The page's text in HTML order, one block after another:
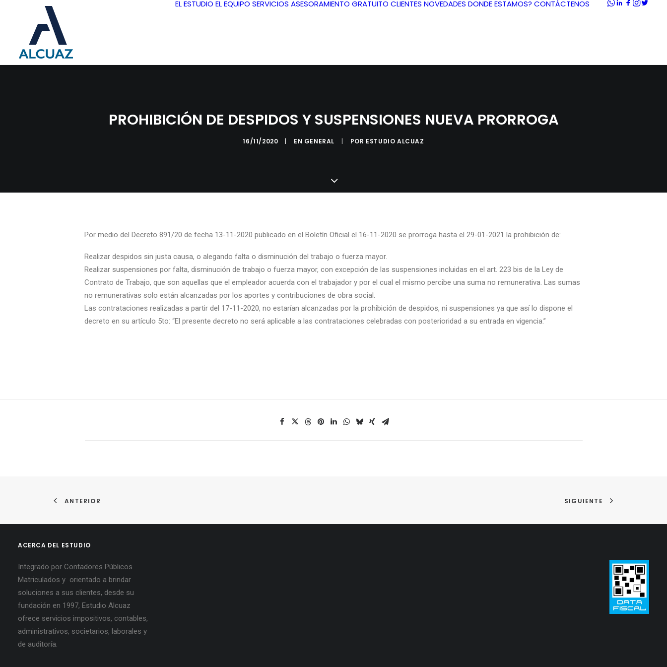
EL ESTUDIO EL EQUIPO SERVICIOS ASESORAMIENTO GRATUITO CLIENTES NOVEDADES DONDE ESTAMOS? CONTÁCTENOS
PROHIBICIÓN DE DESPIDOS Y SUSPENSIONES NUEVA PRORROGA
16/11/2020 | EN GENERAL | POR ESTUDIO ALCUAZ
Por medio del Decreto 891/20 de fecha 13-11-2020 publicado en el Boletín Oficial el 16-11-2020 se prorroga hasta el 29-01-2021 la prohibición de:
Realizar despidos sin justa causa, o alegando falta o disminución del trabajo o fuerza mayor.
Realizar suspensiones por falta, disminución de trabajo o fuerza mayor, con excepción de las suspensiones incluidas en el art. 223 bis de la Ley de
Contrato de Trabajo, que son aquellas que el empleador acuerda con el trabajador y por el cual el mismo percibe una suma no remunerativa. Las sumas
no remunerativas solo están alcanzadas por los aportes y contribuciones de obra social.
Las contrataciones realizadas a partir del 17-11-2020, no estarían alcanzadas por la prohibición de despidos, ni suspensiones ya que así lo dispone el
decreto en su artículo 5to: “El presente decreto no será aplicable a las contrataciones celebradas con posterioridad a su entrada en vigencia.”
ANTERIOR SIGUIENTE
ACERCA DEL ESTUDIO
Integrado por Contadores Públicos
Matriculados y orientado a brindar
soluciones a sus clientes, desde su
fundación en 1997, Estudio Alcuaz
ofrece servicios impositivos, contables,
administrativos, societarios, laborales y
de auditoría.